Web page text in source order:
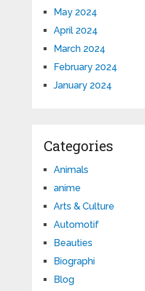
May 2024
April 2024
March 2024
February 2024
January 2024
Categories
Animals
anime
Arts & Culture
Automotif
Beauties
Biographi
Blog